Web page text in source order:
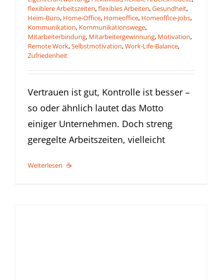
flexiblere Arbeitszeiten,flexibles Arbeiten,Gesundheit,
Heim-Büro, Home-Office, Homeoffice, Homeoffice-Jobs,
Kommunikation, Kommunikationswege,
Mitarbeiterbindung, Mitarbeitergewinnung, Motivation,
Remote Work,Selbstmotivation,Work-Life-Balance,
Zufriedenheit
Vertrauen ist gut, Kontrolle ist besser –
so oder ähnlich lautet das Motto
einiger Unternehmen. Doch streng
geregelte Arbeitszeiten, vielleicht
Weiterlesen